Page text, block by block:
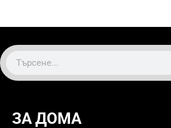
ЗА ДОМА